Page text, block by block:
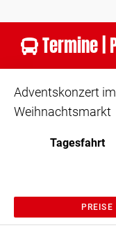
Termine |
Adventskonzert
Weihnachtsmarkt
Tagesfahrt